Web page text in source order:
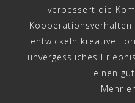
verbessert die
Kooperationsverhalten
entwickeln kreative
unvergessliches
einen
Mehr